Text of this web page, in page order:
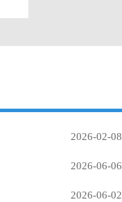
2026-02-08
2026-06-06
2026-06-02